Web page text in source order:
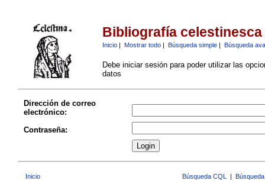
Bibliografía celestinesca
Inicio| Mostrar todo| Búsqueda simple| Búsqueda
Debe iniciar sesión para poder utilizar las
datos
Dirección de correo
electrónico:
Contraseña:
Inicio Búsqueda CQL |